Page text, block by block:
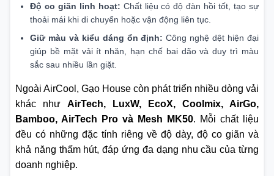
Độ co giãn linh hoạt: Chất liệu có độ đàn hồi tốt, tạo sự
thoải mái khi di chuyển hoặc vận động liên tục.
Giữ màu và kiểu dáng ổn định: Công nghệ dệt hiện đại
giúp bề mặt vải ít nhăn, hạn chế bai dão và duy trì màu
sắc sau nhiều lần giặt.
Ngoài AirCool, Gạo House còn phát triển nhiều dòng vải
khác như AirTech, LuxW, EcoX, Coolmix, AirGo,
Bamboo, AirTech Pro và Mesh MK50. Mỗi chất liệu
đều có những đặc tính riêng về độ dày, độ co giãn và
khả năng thấm hút, đáp ứng đa dạng nhu cầu của từng
doanh nghiệp.